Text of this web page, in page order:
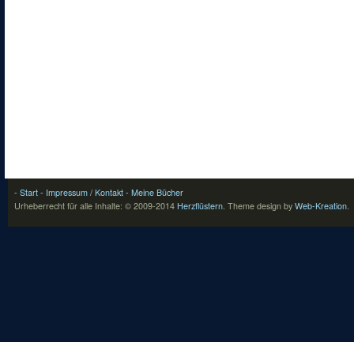
- Start - Impressum / Kontakt - Meine Bücher
Urheberrecht für alle Inhalte: © 2009-2014 Herzflüstern. Theme design by Web-Kreation.